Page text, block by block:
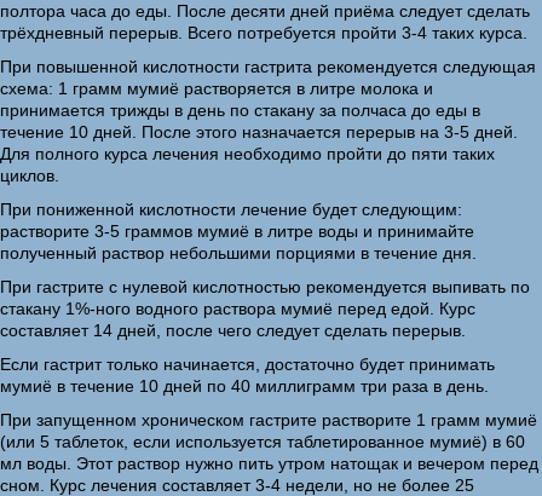
полтора часа до еды. После десяти дней приёма следует сделать
трёхдневный перерыв. Всего потребуется пройти 3-4 таких курса.
При повышенной кислотности гастрита рекомендуется следующая
схема: 1 грамм мумиё растворяется в литре молока и
принимается трижды в день по стакану за полчаса до еды в
течение 10 дней. После этого назначается перерыв на 3-5 дней.
Для полного курса лечения необходимо пройти до пяти таких
циклов.
При пониженной кислотности лечение будет следующим:
растворите 3-5 граммов мумиё в литре воды и принимайте
полученный раствор небольшими порциями в течение дня.
При гастрите с нулевой кислотностью рекомендуется выпивать по
стакану 1%-ного водного раствора мумиё перед едой. Курс
составляет 14 дней, после чего следует сделать перерыв.
Если гастрит только начинается, достаточно будет принимать
мумиё в течение 10 дней по 40 миллиграмм три раза в день.
При запущенном хроническом гастрите растворите 1 грамм мумиё
(или 5 таблеток, если используется таблетированное мумиё) в 60
мл воды. Этот раствор нужно пить утром натощак и вечером перед
сном. Курс лечения составляет 3-4 недели, но не более 25